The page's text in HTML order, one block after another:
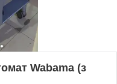
Wabama (з